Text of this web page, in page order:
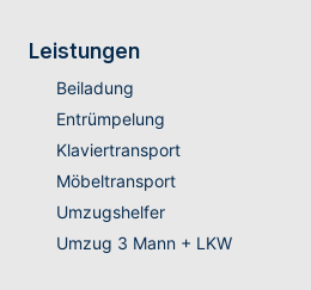
Leistungen
Beiladung
Entrümpelung
Klaviertransport
Möbeltransport
Umzugshelfer
Umzug 3 Mann + LKW